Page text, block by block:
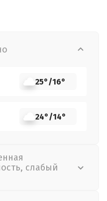
25°/16°
24°/14°
слабый